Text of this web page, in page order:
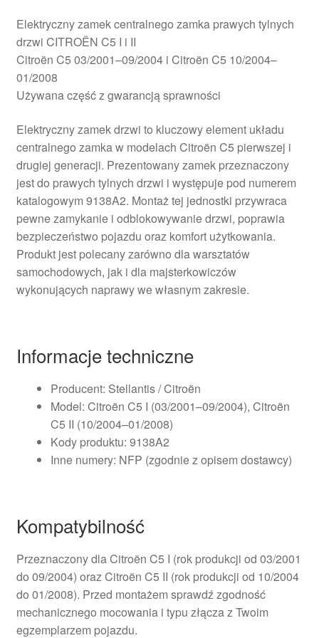
Elektryczny zamek centralnego zamka prawych tylnych
drzwi CITROËN C5 I i II
Citroën C5 03/2001–09/2004 i Citroën C5 10/2004–
01/2008
Używana część z gwarancją sprawności
Elektryczny zamek drzwi to kluczowy element układu
centralnego zamka w modelach Citroën C5 pierwszej i
drugiej generacji. Prezentowany zamek przeznaczony
jest do prawych tylnych drzwi i występuje pod numerem
katalogowym 9138A2. Montaż tej jednostki przywraca
pewne zamykanie i odblokowywanie drzwi, poprawia
bezpieczeństwo pojazdu oraz komfort użytkowania.
Produkt jest polecany zarówno dla warsztatów
samochodowych, jak i dla majsterkowiczów
wykonujących naprawy we własnym zakresie.
Informacje techniczne
Producent: Stellantis / Citroën
Model: Citroën C5 I (03/2001–09/2004), Citroën
C5 II (10/2004–01/2008)
Kody produktu: 9138A2
Inne numery: NFP (zgodnie z opisem dostawcy)
Kompatybilność
Przeznaczony dla Citroën C5 I (rok produkcji od 03/2001
do 09/2004) oraz Citroën C5 II (rok produkcji od 10/2004
do 01/2008). Przed montażem sprawdź zgodność
mechanicznego mocowania i typu złącza z Twoim
egzemplarzem pojazdu.